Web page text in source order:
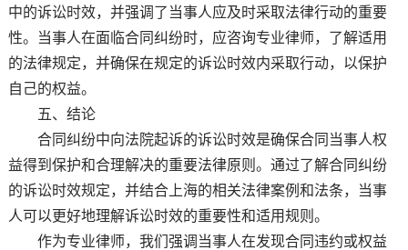
中的诉讼时效，并强调了当事人应及时采取法律行动的重要
性。当事人在面临合同纠纷时，应咨询专业律师，了解适用
的法律规定，并确保在规定的诉讼时效内采取行动，以保护
自己的权益。
五、结论
合同纠纷中向法院起诉的诉讼时效是确保合同当事人权
益得到保护和合理解决的重要法律原则。通过了解合同纠纷
的诉讼时效规定，并结合上海的相关法律案例和法条，当事
人可以更好地理解诉讼时效的重要性和适用规则。
作为专业律师，我们强调当事人在发现合同违约或权益